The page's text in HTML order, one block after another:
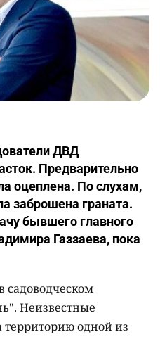
ДВД
Предварительно
оцеплена. По слухам,
заброшена граната.
бывшего главного
Газзаева, пока
садоводческом
Неизвестные
территорию одной из